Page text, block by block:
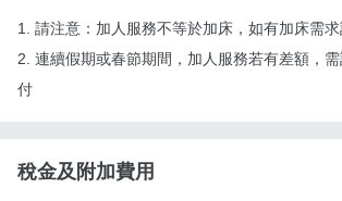
1. 請注意：加人服務不等於加床，如有加床需
2. 連續假期或春節期間，加人服務若有差額，
付
稅金及附加費用